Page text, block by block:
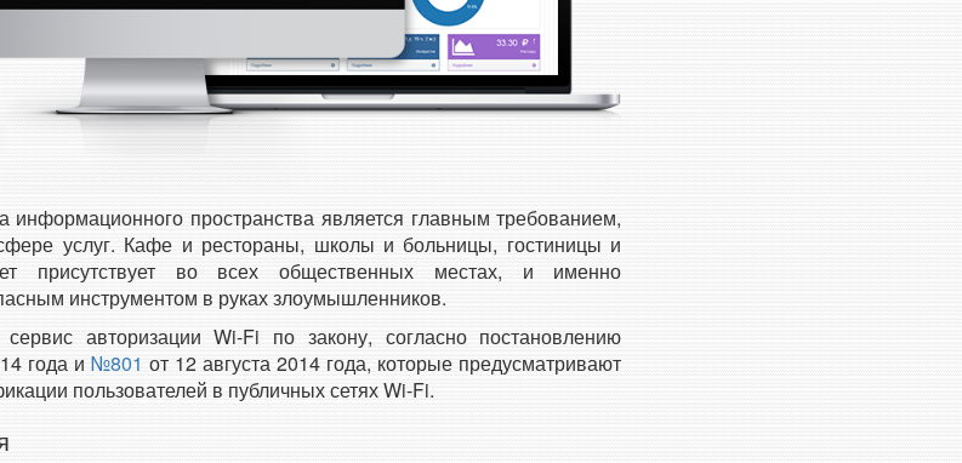
информационного пространства является главным требованием,
услуг. Кафе и рестораны, школы и больницы, гостиницы и
присутствует во всех общественных местах, и именно
инструментом в руках злоумышленников.
авторизации Wi-Fi по закону, согласно постановлению
года и №801 от 12 августа 2014 года, которые предусматривают
пользователей в публичных сетях Wi-Fi.